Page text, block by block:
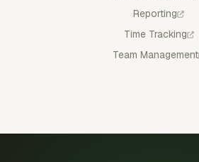
Reporting
Time Tracking
Team Management